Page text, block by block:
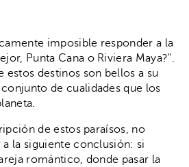
imposible responder a la
Punta Cana o Riviera Maya?".
estos destinos son bellos a su
de cualidades que los
de estos paraísos, no
la siguiente conclusión: si
romántico, donde pasar la